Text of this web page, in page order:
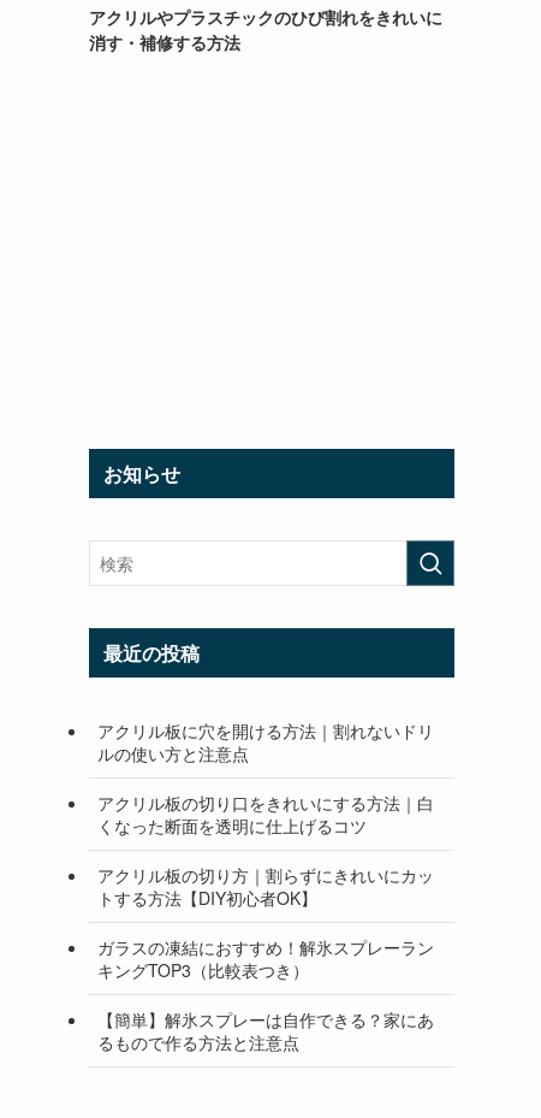
アクリルやプラスチックのひび割れをきれいに
消す・補修する方法
お知らせ
最近の投稿
アクリル板に穴を開ける方法｜割れないドリ
ルの使い方と注意点
アクリル板の切り口をきれいにする方法｜白
くなった断面を透明に仕上げるコツ
アクリル板の切り方｜割らずにきれいにカッ
トする方法【DIY初心者OK】
ガラスの凍結におすすめ！解氷スプレーラン
キングTOP3（比較表つき）
【簡単】解氷スプレーは自作できる？家にあ
るもので作る方法と注意点